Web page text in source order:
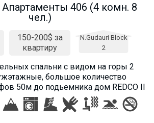
Апартаменты 406 (4 комн. 8
чел.)
150-200$ за
квартиру
N.Gudauri Block
2
спальни с видом на горы 2
большое количество
50м до подьемника дом REDCO II